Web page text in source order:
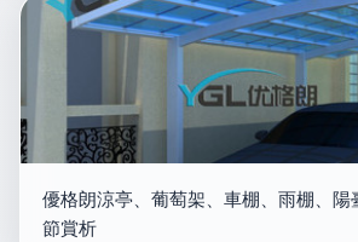
優格朗涼亭、葡萄架、車棚、雨棚、陽
節賞析